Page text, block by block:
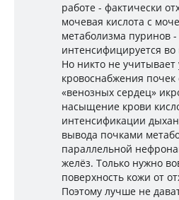
работе - фактически
мочевая кислота с
метаболизма пуринов
интенсифицируется
Но никто не
кровоснабжения почек
«венозных сердец»
насыщение крови
интенсификации
вывода почками
параллельной
желёз. Только нужно
поверхность кожи от
Поэтому лучше не